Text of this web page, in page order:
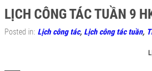
LỊCH CÔNG TÁC TUẦN 9
Posted in: Lịch công tác, Lịch công tác tuần,